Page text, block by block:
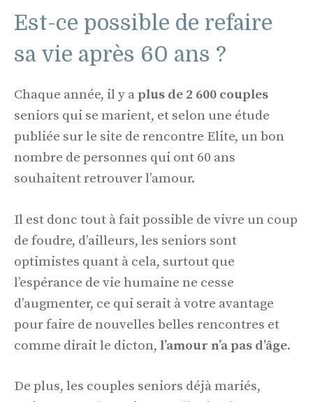
Est-ce possible de refaire
sa vie après 60 ans ?
Chaque année, il y aplus de 2 600 couples
seniors qui se marient, et selon une étude
publiée sur le site de rencontre Elite, un bon
nombre de personnes qui ont 60 ans
souhaitent retrouver l’amour.
Il est donc tout à fait possible de vivre un coup
de foudre, d’ailleurs, les seniors sont
optimistes quant à cela, surtout que
l’espérance de vie humaine ne cesse
d’augmenter, ce qui serait à votre avantage
pour faire de nouvelles belles rencontres et
comme dirait le dicton, l’amour n’a pas d’âge.
De plus, les couples seniors déjà mariés,